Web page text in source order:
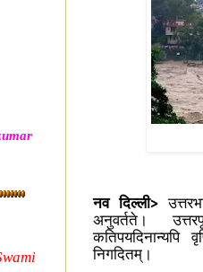
नव दिल्ली>
अनुवर्तते।
कतिपयदिनान्यपि
निगदितम्।